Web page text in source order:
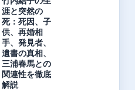
涯と突然の
死：死因、子
供、再婚相
手、発見者、
遺書の真相、
三浦春馬との
関連性を徹底
解説